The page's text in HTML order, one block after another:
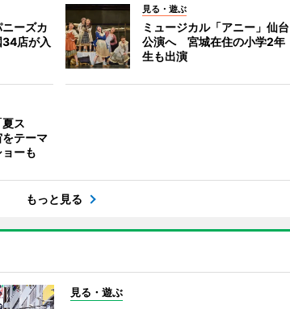
ーズカ
店が入
見る・遊ぶ
ミュージカル「アニー」仙台
公演へ 宮城在住の小学2年
生も出演
ス
テーマ
ーも
もっと見る
見る・遊ぶ